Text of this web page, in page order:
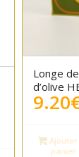
Longe
d’olive
9.20
Ajouter
panier